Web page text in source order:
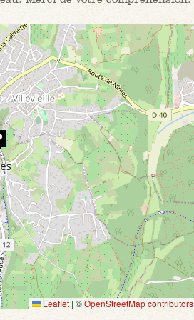
Leaflet | ©OpenStreetMap contributors